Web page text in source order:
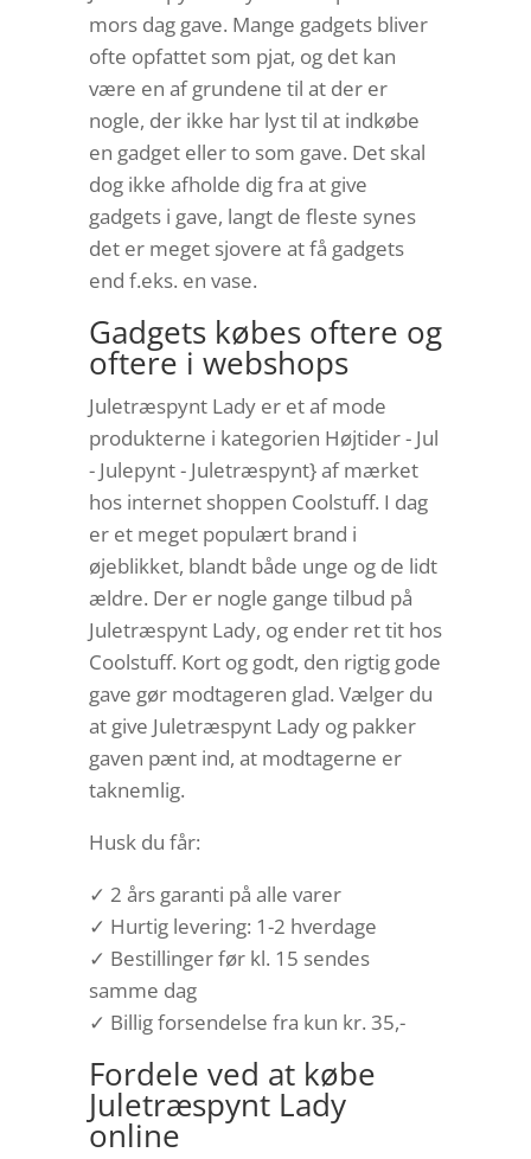
mors dag gave. Mange gadgets bliver
ofte opfattet som pjat, og det kan
være en af grundene til at der er
nogle, der ikke har lyst til at indkøbe
en gadget eller to som gave. Det skal
dog ikke afholde dig fra at give
gadgets i gave, langt de fleste synes
det er meget sjovere at få gadgets
end f.eks. en vase.
Gadgets købes oftere og
oftere i webshops
Juletræspynt Lady er et af mode
produkterne i kategorien Højtider - Jul
- Julepynt - Juletræspynt} af mærket
hos internet shoppen Coolstuff. I dag
er et meget populært brand i
øjeblikket, blandt både unge og de lidt
ældre. Der er nogle gange tilbud på
Juletræspynt Lady, og ender ret tit hos
Coolstuff. Kort og godt, den rigtig gode
gave gør modtageren glad. Vælger du
at give Juletræspynt Lady og pakker
gaven pænt ind, at modtagerne er
taknemlig.
Husk du får:
✓ 2 års garanti på alle varer
✓ Hurtig levering: 1-2 hverdage
✓ Bestillinger før kl. 15 sendes
samme dag
✓ Billig forsendelse fra kun kr. 35,-
Fordele ved at købe
Juletræspynt Lady
online